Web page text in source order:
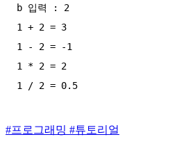
b 입력 : 2
1 + 2 = 3
1 - 2 = -1
1 * 2 = 2
1 / 2 = 0.5
#프로그래밍 #튜토리얼